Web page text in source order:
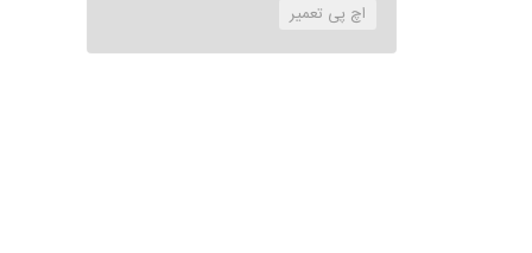
‌اچ پی تعمیر